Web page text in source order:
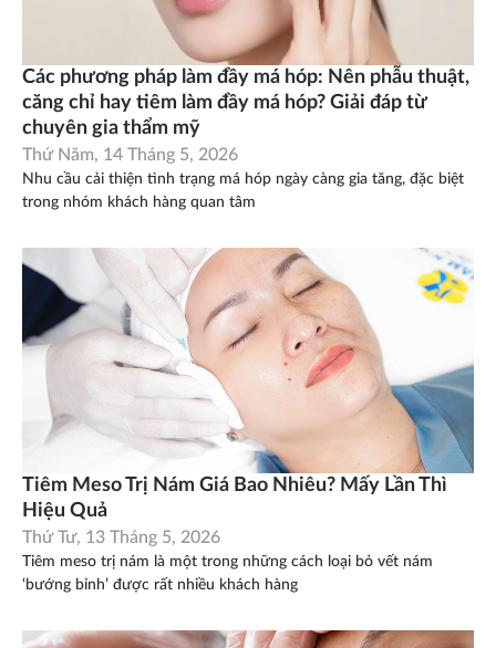
Các phương pháp làm đầy má hóp: Nên phẫu thuật,
căng chỉ hay tiêm làm đầy má hóp? Giải đáp từ
chuyên gia thẩm mỹ
Thứ Năm, 14 Tháng 5, 2026
Nhu cầu cải thiện tình trạng má hóp ngày càng gia tăng, đặc biệt
trong nhóm khách hàng quan tâm
Tiêm Meso Trị Nám Giá Bao Nhiêu? Mấy Lần Thì
Hiệu Quả
Thứ Tư, 13 Tháng 5, 2026
Tiêm meso trị nám là một trong những cách loại bỏ vết nám
‘bướng bỉnh’ được rất nhiều khách hàng